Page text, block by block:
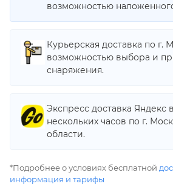
возможностью
Курьерская доставка по г.
возможностью выбора и
снаряжения.
Экспресс доставка Яндекс
нескольких часов по г.
области.
*Подробнее о условиях бесплатной
информация и тарифы